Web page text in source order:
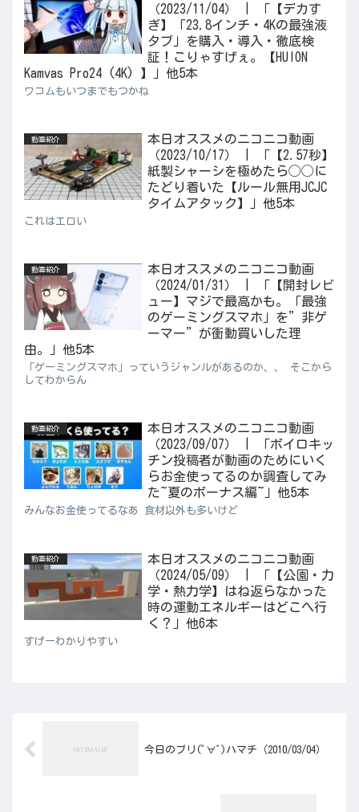
（2023/11/04） | 「【デカす
ぎ】「23.8インチ・4Kの最強液
タブ」を購入・導入・徹底検
証！こりゃすげぇ。【HUION
Kamvas Pro24 (4K) 】」他5本
ワコムもいつまでもつかね
動画紹介
本日オススメのニコニコ動画
（2023/10/17） | 「【2.57秒】
紙製シャーシを極めたら◯◯に
たどり着いた【ルール無用JCJC
タイムアタック】」他5本
これはエロい
動画紹介
本日オススメのニコニコ動画
（2024/01/31） | 「【開封レビ
ュー】マジで最高かも。「最強
のゲーミングスマホ」を”非ゲ
ーマー”が衝動買いした理
由。」他5本
「ゲーミングスマホ」っていうジャンルがあるのか、、 そこから
してわからん
動画紹介
本日オススメのニコニコ動画
（2023/09/07） | 「ボイロキッ
チン投稿者が動画のためにいく
らお金使ってるのか調査してみ
た~夏のボーナス編~」他5本
みんなお金使ってるなあ 食材以外も多いけど
動画紹介
本日オススメのニコニコ動画
（2024/05/09） | 「【公園・力
学・熱力学】はね返らなかった
時の運動エネルギーはどこへ行
く？」他6本
すげーわかりやすい
今日のブリ(ﾟ∀ﾟ)ハマチ（2010/03/04）